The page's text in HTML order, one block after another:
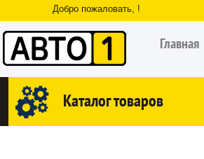
Добро пожаловать, !
Главная
Каталог товаров